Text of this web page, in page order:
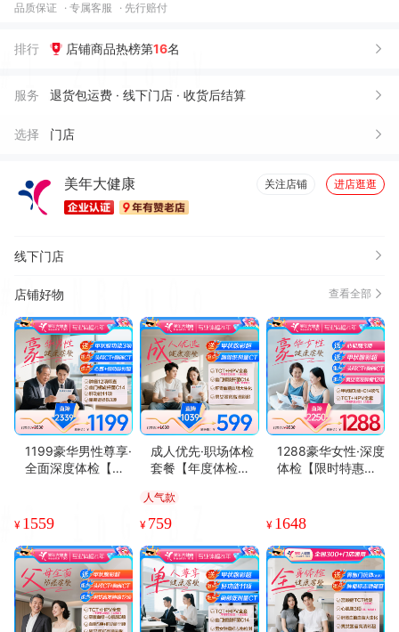
品质保证 专属客服 先行赔付
排行 店铺商品热榜第16名
服务 退货包运费 · 线下门店 · 收货后结算
选择 门店
美年大健康 关注店铺 进店逛逛
线下门店
店铺好物 查看全部
1199豪华男性尊享·
全面深度体检【建
¥ 1559
成人优先·职场体检
套餐【年度体检套
状腺彩超】
人气款
¥ 759
1288豪华女性·深度
体检【限时特惠，
¥ 1648